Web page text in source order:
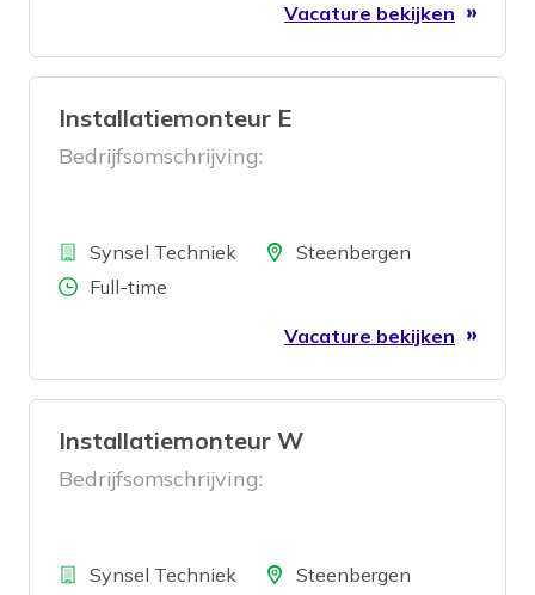
Vacature bekijken
Installatiemonteur E
Bedrijfsomschrijving:
BedrijfSynsel Techniek LocatieSteenbergen
Aantal uren
Full-time
Vacature bekijken
Installatiemonteur W
Bedrijfsomschrijving:
BedrijfSynsel Techniek LocatieSteenbergen